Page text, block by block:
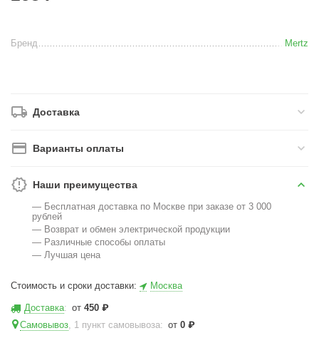
Бренд Mertz
Доставка
Варианты оплаты
Наши преимущества
— Бесплатная доставка по Москве при заказе от 3 000
рублей
— Возврат и обмен электрической продукции
— Различные способы оплаты
— Лучшая цена
Стоимость и сроки доставки: Москва
Доставка: от450 ₽
Самовывоз, 1 пункт самовывоза: от0 ₽